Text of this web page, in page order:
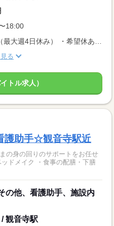
18:00
◆シフトに応じて休日決定（最大週4日休み） ・希望休あり ・土日休みOK
る
トル求人）
護助手☆観音寺駅近
の身の回りのサポートをお任せ
ドメイク ・食事の配膳・下膳
の他、看護助手、施設内
観音寺駅